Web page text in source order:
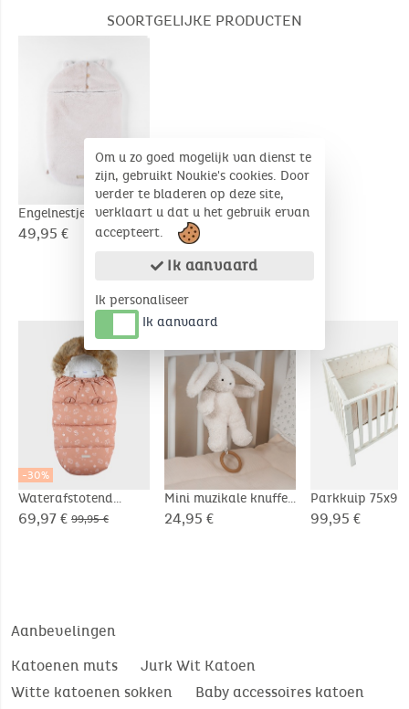
SOORTGELIJKE PRODUCTEN
Engelnestje
49,95 €
COMPLEMENTAIRE PRODUCTEN
-30%
Waterafstotend
canvas voetenzak
69,97 € 99,95 €
Mini muzikale knuffel
20cm - Snow
24,95 €
Parkkuip
Veloudoux® -
99,95 €
Aanbevelingen
Katoenen muts
Jurk Wit Katoen
Witte katoenen sokken
Baby accessoires katoen
Om u zo goed mogelijk van dienst te
zijn, gebruikt Noukie's cookies. Door
verder te bladeren op deze site,
verklaart u dat u het gebruik ervan
accepteert.
Ik aanvaard
Ik personaliseer
Ik aanvaard